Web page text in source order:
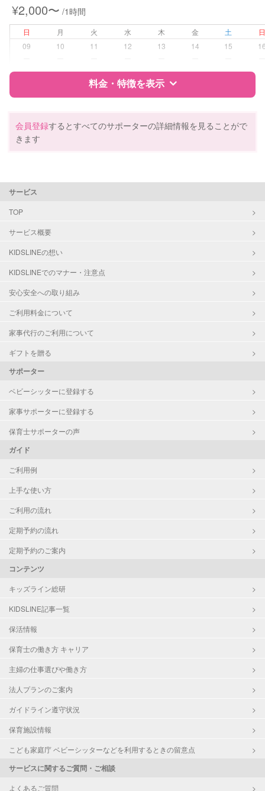
病児対応
障がい児対応 対応可否は個別に相談
レッスン なし
お子様の撮影
（定期特典）
対応不可
¥2,000〜 /1時間
日 月 火 水 木 金 土
09
10 11 12 13 14 15
料金・特徴を表示
資格
自治体届出済ベビーシッター
対応可能/特徴
病児対応
レッスン
お子様の撮影
会員登録するとすべてのサポーターの詳細情報を見ることがで
きます
サービス
TOP
サービス概要
KIDSLINEの想い
KIDSLINEでのマナー・注意点
安心安全への取り組み
ご利用料金について
家事代行のご利用について
ギフトを贈る
サポーター
ベビーシッターに登録する
家事サポーターに登録する
保育士サポーターの声
ガイド
ご利用例
上手な使い方
ご利用の流れ
定期予約の流れ
定期予約のご案内
コンテンツ
キッズライン総研
KIDSLINE記事一覧
保活情報
保育士の働き方 キャリア
主婦の仕事選びや働き方
法人プランのご案内
ガイドライン遵守状況
保育施設情報
こども家庭庁 ベビーシッターなどを利用するときの留意点
サービスに関するご質問・ご相談
よくあるご質問